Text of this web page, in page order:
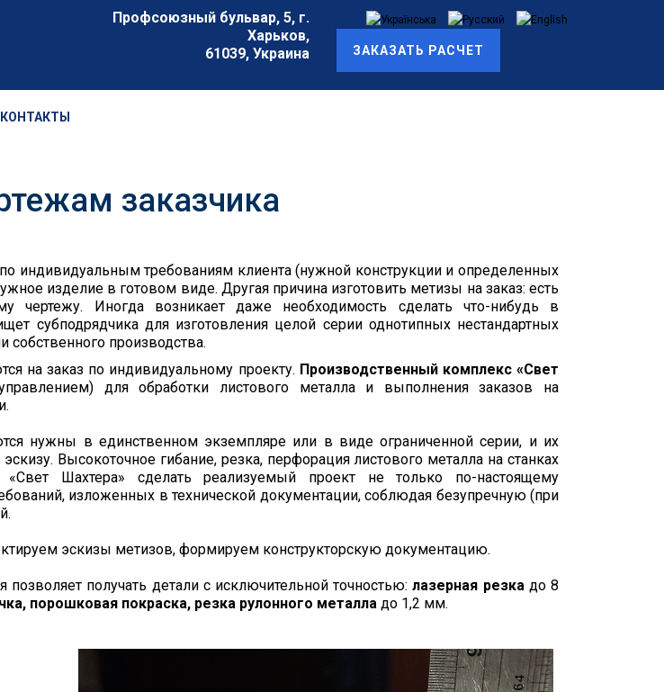
Профсоюзный бульвар, 5, г.
Харьков,
61039, Украина
ЗАКАЗАТЬ РАСЧЕТ
КОНТАКТЫ
заказчика
индивидуальным требованиям клиента (нужной конструкции и определенных
изделие в готовом виде. Другая причина изготовить метизы на заказ: есть
чертежу. Иногда возникает даже необходимость сделать что-нибудь в
субподрядчика для изготовления целой серии однотипных нестандартных
производства.
на заказ по индивидуальному проекту. Производственный комплекс «Свет
для обработки листового металла и выполнения заказов на
нужны в единственном экземпляре или в виде ограниченной серии, и их
Высокоточное гибание, резка, перфорация листового металла на станках
Шахтера» сделать реализуемый проект не только по-настоящему
изложенных в технической документации, соблюдая безупречную (при
эскизы метизов, формируем конструкторскую документацию.
получать детали с исключительной точностью:лазерная резка до 8
порошковая покраска, резка рулонного металла до 1,2 мм.